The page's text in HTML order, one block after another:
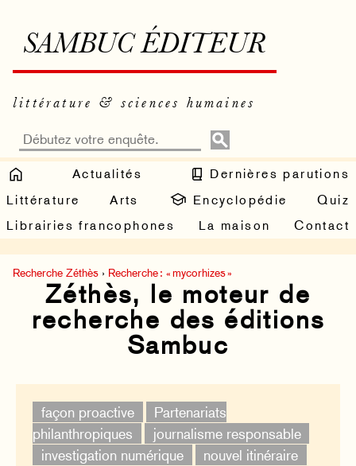
SAMBUC ÉDITEUR
littérature & sciences humaines
Actualités
Dernières parutions
Littérature
Arts Encyclopédie
Quiz
Librairies francophones
La maison Contact
Recherche Zéthès › Recherche : « mycorhizes »
Zéthès, le moteur de
recherche des éditions
Sambuc
façon proactive
Partenariats
philanthropiques
journalisme responsable
investigation numérique
nouvel itinéraire